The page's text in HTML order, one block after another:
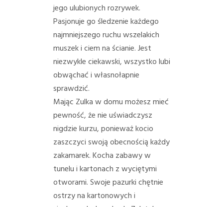
jego ulubionych rozrywek.
Pasjonuje go śledzenie każdego
najmniejszego ruchu wszelakich
muszek i ciem na ścianie. Jest
niezwykle ciekawski, wszystko lubi
obwąchać i własnołapnie
sprawdzić.
Mając Zulka w domu możesz mieć
pewność, że nie uświadczysz
nigdzie kurzu, ponieważ kocio
zaszczyci swoją obecnością każdy
zakamarek. Kocha zabawy w
tunelu i kartonach z wyciętymi
otworami. Swoje pazurki chętnie
ostrzy na kartonowych i